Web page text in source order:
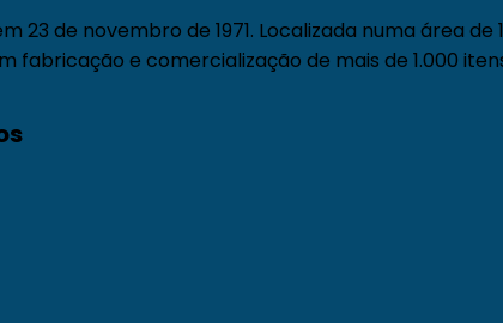
23 de novembro de 1971. Localizada numa área
fabricação e comercialização de mais de 1.000